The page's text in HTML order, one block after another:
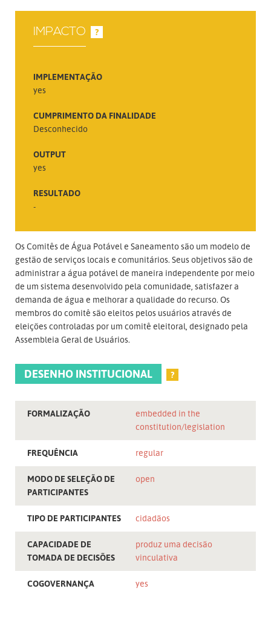
IMPACTO ?
IMPLEMENTAÇÃO
yes
CUMPRIMENTO DA FINALIDADE
Desconhecido
OUTPUT
yes
RESULTADO
-
Os Comitês de Água Potável e Saneamento são um modelo de
gestão de serviços locais e comunitários. Seus objetivos são de
administrar a água potável de maneira independente por meio
de um sistema desenvolvido pela comunidade, satisfazer a
demanda de água e melhorar a qualidade do recurso. Os
membros do comitê são eleitos pelos usuários através de
eleições controladas por um comitê eleitoral, designado pela
Assembleia Geral de Usuários.
DESENHO INSTITUCIONAL ?
FORMALIZAÇÃO
embedded in the
constitution/legislation
FREQUÊNCIA regular
MODO DE SELEÇÃO DE
PARTICIPANTES
open
TIPO DE PARTICIPANTES cidadãos
CAPACIDADE DE
TOMADA DE DECISÕES
produz uma decisão
vinculativa
COGOVERNANÇA yes